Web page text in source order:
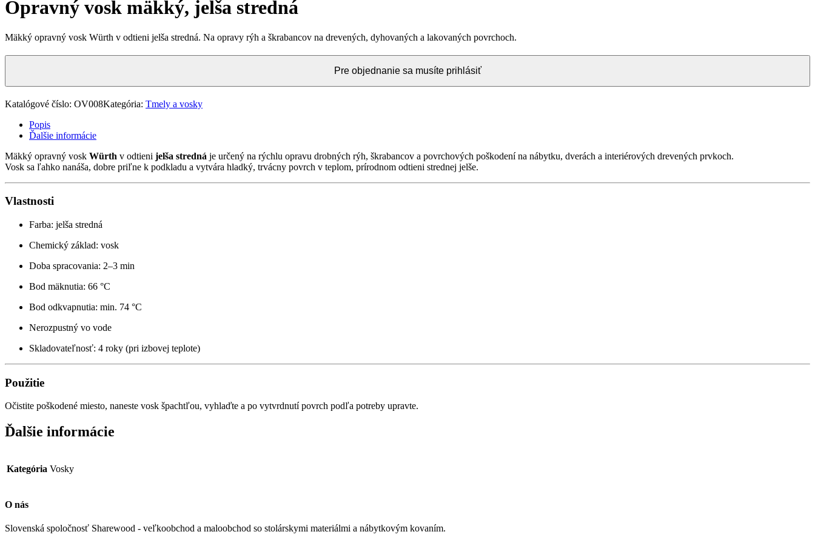
Opravný vosk mäkký, jelša stredná
Mäkký opravný vosk Würth v odtieni jelša stredná. Na opravy rýh a škrabancov na drevených, dyhovaných a lakovaných povrchoch.
Pre objednanie sa musíte prihlásiť
Katalógové číslo: OV008Kategória: Tmely a vosky
Popis
Ďalšie informácie
Mäkký opravný vosk Würth v odtieni jelša stredná je určený na rýchlu opravu drobných rýh, škrabancov a povrchových poškodení na nábytku, dverách a interiérových drevených prvkoch.
Vosk sa ľahko nanáša, dobre priľne k podkladu a vytvára hladký, trvácny povrch v teplom, prírodnom odtieni strednej jelše.
Vlastnosti
Farba: jelša stredná
Chemický základ: vosk
Doba spracovania: 2–3 min
Bod mäknutia: 66 °C
Bod odkvapnutia: min. 74 °C
Nerozpustný vo vode
Skladovateľnosť: 4 roky (pri izbovej teplote)
Použitie
Očistite poškodené miesto, naneste vosk špachtľou, vyhlaďte a po vytvrdnutí povrch podľa potreby upravte.
Ďalšie informácie
Kategória Vosky
O nás
Slovenská spoločnosť Sharewood - veľkoobchod a maloobchod so stolárskymi materiálmi a nábytkovým kovaním.